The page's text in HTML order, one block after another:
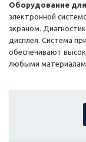
Оборудование
электронной
экраном.
дисплея. Система
обеспечивают
любыми